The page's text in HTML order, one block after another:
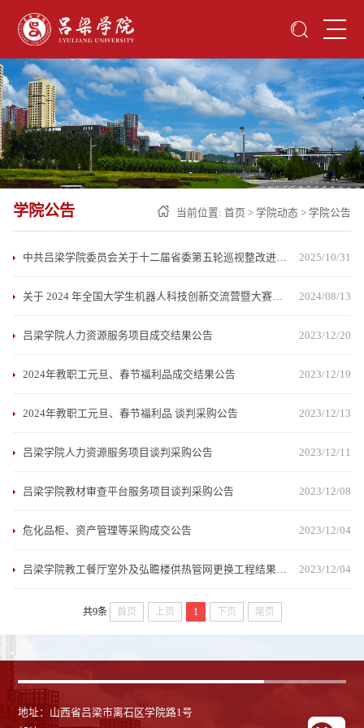
学院公告 当前位置: 首页 > 学院动态 > 学院公告
中共吕梁学院委员会关于十二届省委第五轮巡视整改进展情况的通报 2025/10/31
关于 2024 年全国大学生机器人科技创新交流营暨大赛拟推荐作品的公示 2024/08/13
吕梁学院人力资源服务项目成交结果公告 2023/12/20
2024年教职工元旦、春节福利品成交结果公告 2023/12/19
2024年教职工元旦、春节福利品 谈判采购公告 2023/12/13
吕梁学院人力资源服务项目谈判采购公告 2023/12/11
吕梁学院教材审查平台服务项目谈判采购公告 2023/12/08
危化品柜、资产管理等采购成交公告 2023/12/04
吕梁学院教工餐厅室外及弘瞻楼供热管网更换工程结果公告 2023/12/04
共9条 首页 上页 1 下页 尾页
地址：山西省吕梁市离石区学院路1号